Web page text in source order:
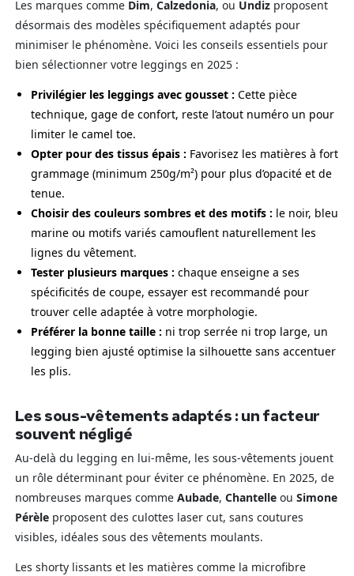
Les marques comme Dim, Calzedonia, ou Undizproposent
désormais des modèles spécifiquement adaptés pour
minimiser le phénomène. Voici les conseils essentiels pour
bien sélectionner votre leggings en 2025 :
Privilégier les leggings avec gousset : Cette pièce
technique, gage de confort, reste l’atout numéro un pour
limiter le camel toe.
Opter pour des tissus épais : Favorisez les matières à fort
grammage (minimum 250g/m²) pour plus d’opacité et de
tenue.
Choisir des couleurs sombres et des motifs : le noir, bleu
marine ou motifs variés camouflent naturellement les
lignes du vêtement.
Tester plusieurs marques : chaque enseigne a ses
spécificités de coupe, essayer est recommandé pour
trouver celle adaptée à votre morphologie.
Préférer la bonne taille : ni trop serrée ni trop large, un
legging bien ajusté optimise la silhouette sans accentuer
les plis.
Les sous-vêtements adaptés : un facteur
souvent négligé
Au-delà du legging en lui-même, les sous-vêtements jouent
un rôle déterminant pour éviter ce phénomène. En 2025, de
nombreuses marques comme Aubade, Chantelleou Simone
Pérèleproposent des culottes laser cut, sans coutures
visibles, idéales sous des vêtements moulants.
Les shorty lissants et les matières comme la microfibre